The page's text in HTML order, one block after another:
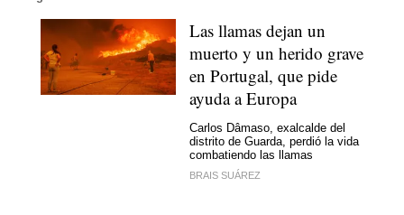
Las llamas dejan un
muerto y un herido grave
en Portugal, que pide
ayuda a Europa
Carlos Dâmaso, exalcalde del
distrito de Guarda, perdió la vida
combatiendo las llamas
BRAIS SUÁREZ